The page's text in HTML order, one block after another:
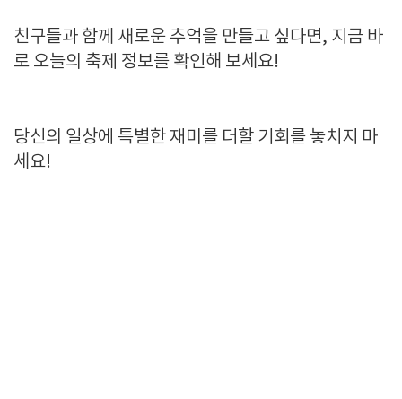
친구들과 함께 새로운 추억을 만들고 싶다면, 지금 바
로 오늘의 축제 정보를 확인해 보세요!
당신의 일상에 특별한 재미를 더할 기회를 놓치지 마
세요!